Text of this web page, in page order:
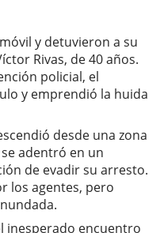
y detuvieron a su
Rivas, de 40 años.
policial, el
y emprendió la huida
desde una zona
adentró en un
de evadir su arresto.
los agentes, pero
inesperado encuentro